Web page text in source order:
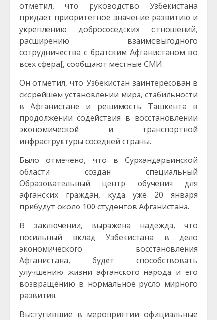
отметил, что руководство Узбекистана
придает приоритетное значение развитию и
укреплению добрососедских отношений,
расширению взаимовыгодного
сотрудничества с братским Афганистаном во
всех сфера[, сообщают местные СМИ.
Он отметил, что Узбекистан заинтересован в
скорейшем установлении мира, стабильности
в Афганистане и решимость Ташкента в
продолжении содействия в восстановлении
экономической и транспортной
инфраструктуры соседней страны.
Было отмечено, что в Сурхандарьинской
области создан специальный
Образовательный центр обучения для
афганских граждан, куда уже 20 января
прибудут около 100 студентов Афганистана.
В заключении, выражена надежда, что
посильный вклад Узбекистана в дело
экономического восстановления
Афганистана, будет способствовать
улучшению жизни афганского народа и его
возвращению в нормальное русло мирного
развития.
Выступившие в мероприятии официальные